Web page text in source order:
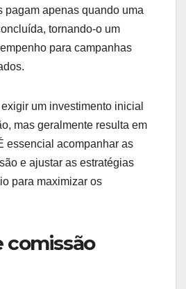
pagam apenas quando uma
tornando-o um
para campanhas
um investimento inicial
mas geralmente resulta em
essencial acompanhar as
e ajustar as estratégias
para maximizar os
comissão